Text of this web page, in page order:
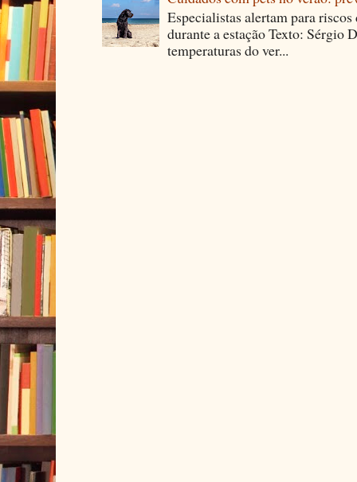
Especialistas alertam para
durante a estação Texto: Sérgio
temperaturas do ver...